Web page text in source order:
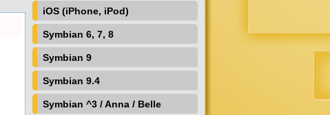
iOS (iPhone, iPod)
Symbian 6, 7, 8
Symbian 9
Symbian 9.4
Symbian ^3 / Anna / Belle